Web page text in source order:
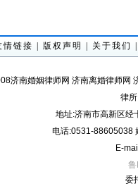
情链接 版权声明 关于我们
济南婚姻律师网 济南离婚律师网
律
地址:济南市高新区经
电话:0531-88605038
E-
委